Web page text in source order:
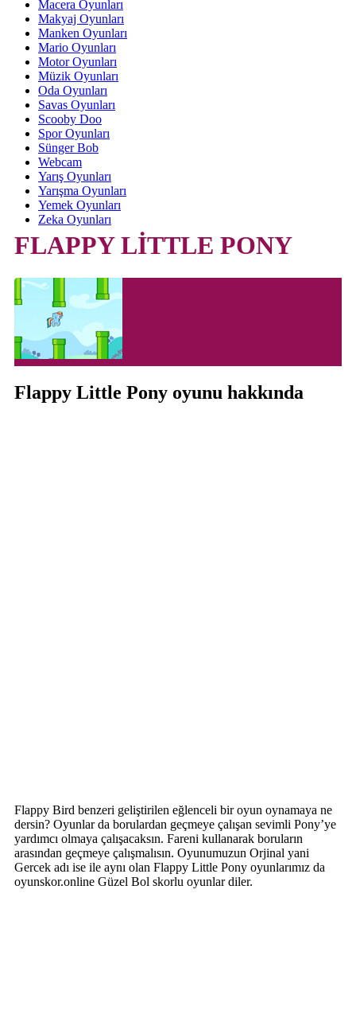
Macera Oyunları
Makyaj Oyunları
Manken Oyunları
Mario Oyunları
Motor Oyunları
Müzik Oyunları
Oda Oyunları
Savas Oyunları
Scooby Doo
Spor Oyunları
Sünger Bob
Webcam
Yarış Oyunları
Yarışma Oyunları
Yemek Oyunları
Zeka Oyunları
FLAPPY LİTTLE PONY
Flappy Little Pony oyunu hakkında
Flappy Bird benzeri geliştirilen eğlenceli bir oyun oynamaya ne
dersin? Oyunlar da borulardan geçmeye çalışan sevimli Pony’ye
yardımcı olmaya çalışacaksın. Fareni kullanarak boruların
arasından geçmeye çalışmalısın. Oyunumuzun Orjinal yani
Gercek adı ise ile aynı olan Flappy Little Pony oyunlarımız da
oyunskor.online Güzel Bol skorlu oyunlar diler.